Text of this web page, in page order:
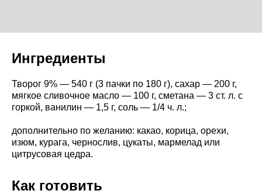
Ингредиенты
Творог 9% — 540 г (3 пачки по 180 г), сахар — 200 г,
мягкое сливочное масло — 100 г, сметана — 3 ст. л. с
горкой, ванилин — 1,5 г, соль — 1/4 ч. л.;
дополнительно по желанию: какао, корица, орехи,
изюм, курага, чернослив, цукаты, мармелад или
цитрусовая цедра.
Как готовить